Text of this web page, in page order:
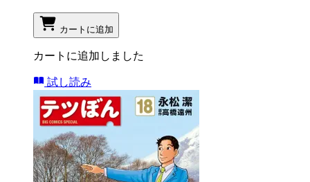
カートに追加
カートに追加しました
試し読み